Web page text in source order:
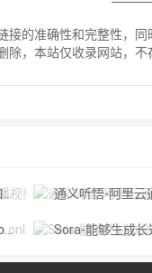
的准确性和完整性，
，本站仅收录网站，
通义听悟-阿里云通义听悟是聚焦音视频内容的工
Sora-能够生成长达 1 分钟的